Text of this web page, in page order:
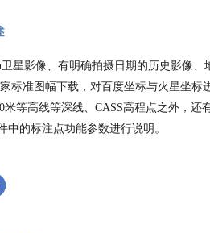
星影像、有明确拍摄日期的历史影像、
标准图幅下载，对百度坐标与火星坐标
等高线等深线、CASS高程点之外，还
的标注点功能参数进行说明。